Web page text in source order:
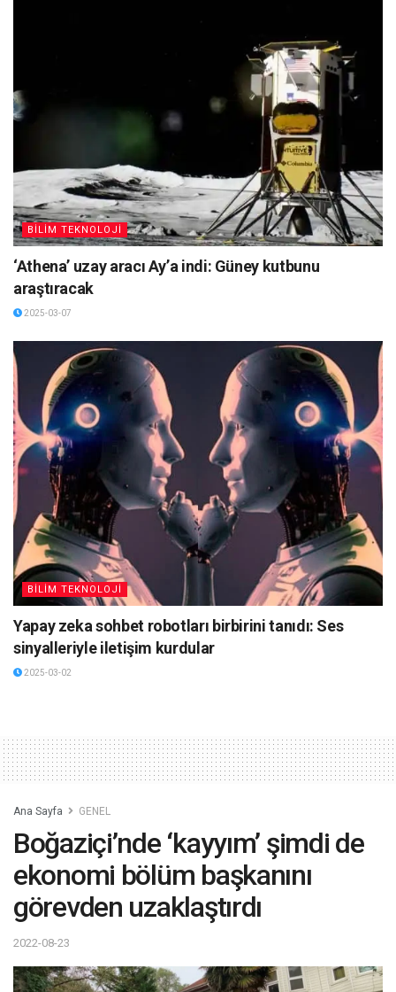
BİLİM TEKNOLOJİ
‘Athena’ uzay aracı Ay’a indi: Güney kutbunu
araştıracak
2025-03-07
BİLİM TEKNOLOJİ
Yapay zeka sohbet robotları birbirini tanıdı: Ses
sinyalleriyle iletişim kurdular
2025-03-02
Ana Sayfa GENEL
Boğaziçi’nde ‘kayyım’ şimdi de
ekonomi bölüm başkanını
görevden uzaklaştırdı
2022-08-23